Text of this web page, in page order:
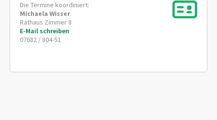
Die Termine koordiniert:
Michaela Wisser
Rathaus Zimmer 8
E-Mail schreiben
07682 / 804-51